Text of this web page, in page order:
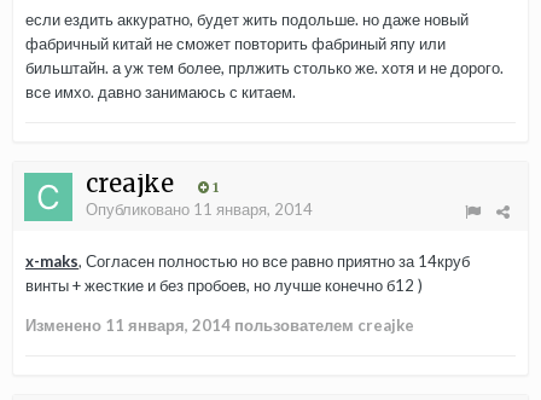
если ездить аккуратно, будет жить подольше. но даже новый
фабричный китай не сможет повторить фабриный япу или
бильштайн. а уж тем более, прлжить столько же. хотя и не дорого.
все имхо. давно занимаюсь с китаем.
creajke 1
Опубликовано 11 января, 2014
x-maks, Согласен полностью но все равно приятно за 14круб
винты + жесткие и без пробоев, но лучше конечно б12 )
Изменено 11 января, 2014 пользователем creajke